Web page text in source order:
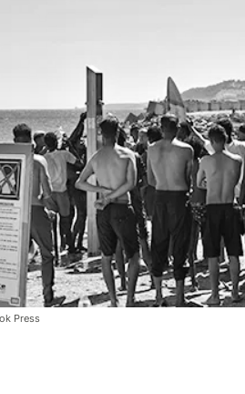
Press